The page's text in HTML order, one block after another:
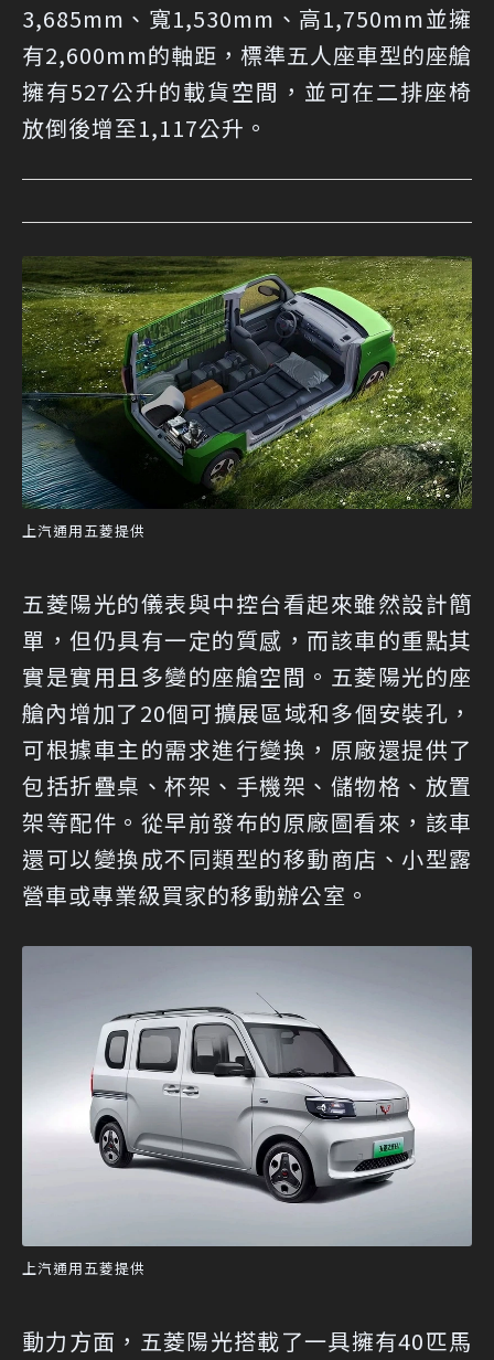
3,685mm、寬1,530mm、高1,750mm並擁
有2,600mm的軸距，標準五人座車型的座艙
擁有527公升的載貨空間，並可在二排座椅
放倒後增至1,117公升。
上汽通用五菱提供
五菱陽光的儀表與中控台看起來雖然設計簡
單，但仍具有一定的質感，而該車的重點其
實是實用且多變的座艙空間。五菱陽光的座
艙內增加了20個可擴展區域和多個安裝孔，
可根據車主的需求進行變換，原廠還提供了
包括折疊桌、杯架、手機架、儲物格、放置
架等配件。從早前發布的原廠圖看來，該車
還可以變換成不同類型的移動商店、小型露
營車或專業級買家的移動辦公室。
上汽通用五菱提供
動力方面，五菱陽光搭載了一具擁有40匹馬